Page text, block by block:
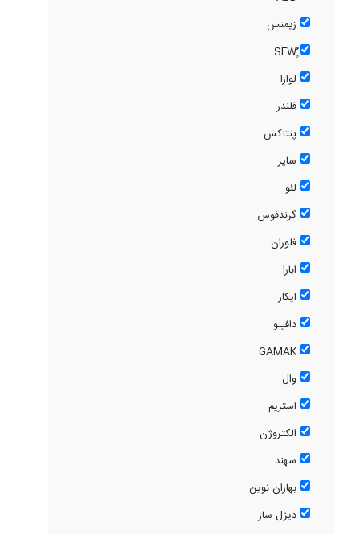
زیمنس
ٌٍُSEW
لوارا
فلندر
پنتاکس
سایر
لئو
گرندفوس
فلوران
ابارا
ایکار
دافینو
وال
استریم
الکتروژن
سهند
بهاران نوین
دیزل ساز